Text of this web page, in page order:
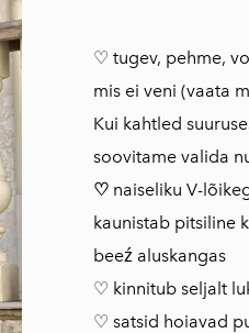
♡ tugev, pehme,
mis ei veni (vaata
Kui kahtled
soovitame valida
♡naiseliku V-
kaunistab pitsiline
beeź aluskangas
♡ kinnitub seljalt
♡ satsid hoiavad